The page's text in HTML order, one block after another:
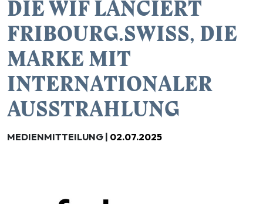
DIE WIF LANCIERT
FRIBOURG.SWISS, DIE
MARKE MIT
INTERNATIONALER
AUSSTRAHLUNG
MEDIENMITTEILUNG | 02.07.2025